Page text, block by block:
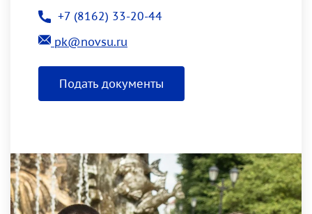
+7 (8162) 33-20-44
pk@novsu.ru
Подать документы